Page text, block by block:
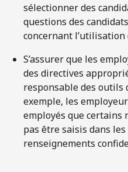
sélectionner des
questions des
concernant l’utilisation
S’assurer que les
des directives
responsable des outils
exemple, les
employés que certains
pas être saisis dans les
renseignements